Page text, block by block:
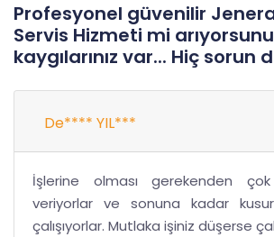
Profesyonel güvenilir
Servis Hizmeti mi
kaygılarınız var... Hiç sorun
De**** YIL***
İşlerine olması gerekenden
veriyorlar ve sonuna kadar
çalışıyorlar. Mutlaka işiniz düşerse